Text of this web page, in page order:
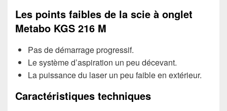
Les points faibles de la scie à onglet
Metabo KGS 216 M
Pas de démarrage progressif.
Le système d’aspiration un peu décevant.
La puissance du laser un peu faible en extérieur.
Caractéristiques techniques